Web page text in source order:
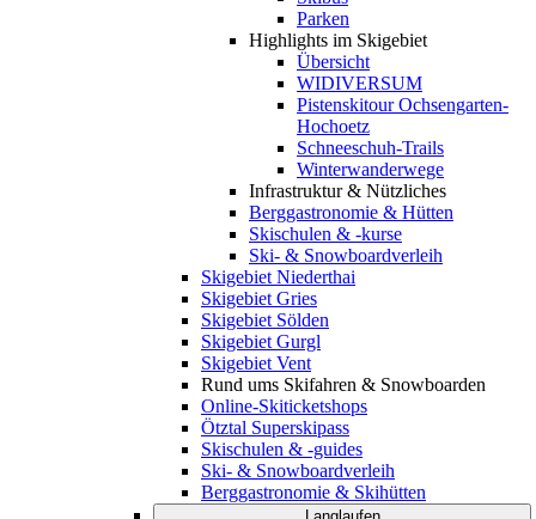
Parken
Highlights im Skigebiet
Übersicht
WIDIVERSUM
Pistenskitour Ochsengarten-
Hochoetz
Schneeschuh-Trails
Winterwanderwege
Infrastruktur & Nützliches
Berggastronomie & Hütten
Skischulen & -kurse
Ski- & Snowboardverleih
Skigebiet Niederthai
Skigebiet Gries
Skigebiet Sölden
Skigebiet Gurgl
Skigebiet Vent
Rund ums Skifahren & Snowboarden
Online-Skiticketshops
Ötztal Superskipass
Skischulen & -guides
Ski- & Snowboardverleih
Berggastronomie & Skihütten